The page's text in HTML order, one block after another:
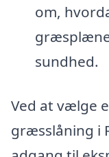
om,
sundhed.
Ved at vælge
græsslåning i